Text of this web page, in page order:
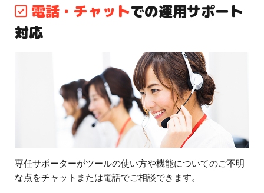
電話・チャットでの運用サポート
対応
専任サポーターがツールの使い方や機能についてのご不明
な点をチャットまたは電話でご相談できます。